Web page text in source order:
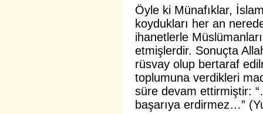
Öyle ki Münafıklar,
koydukları her an
ihanetlerle
etmişlerdir. Sonuçta
rüsvay olup bertaraf
toplumuna verdikleri
süre devam ettirmiştir:
başarıya erdirmez…”